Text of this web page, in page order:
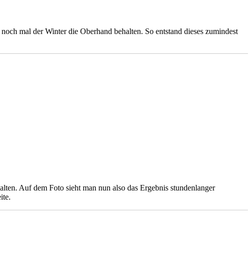
mal der Winter die Oberhand behalten. So entstand dieses zumindest
Auf dem Foto sieht man nun also das Ergebnis stundenlanger